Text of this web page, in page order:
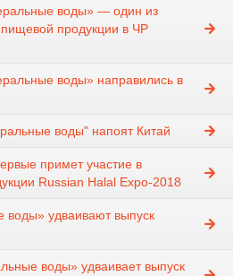
воды» — один из
продукции в ЧР
воды» направились в
воды" напоят Китай
примет участие в
Russian Halal Expo-2018
воды» удваивают выпуск
воды» удваивает выпуск